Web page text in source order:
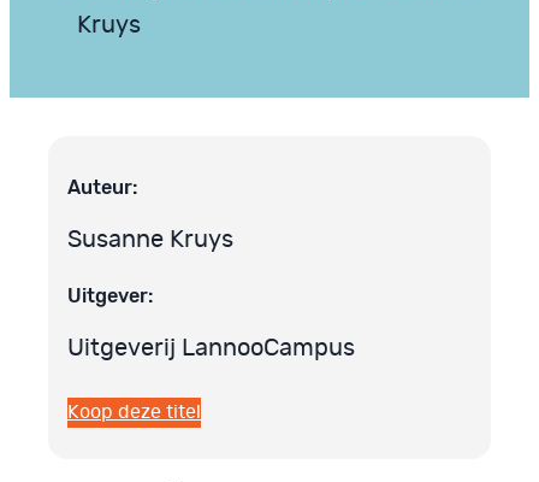
Kruys
Auteur:
Susanne Kruys
Uitgever:
Uitgeverij LannooCampus
Koop deze titel